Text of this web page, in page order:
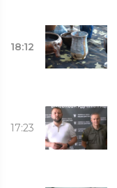
18:12
17:23